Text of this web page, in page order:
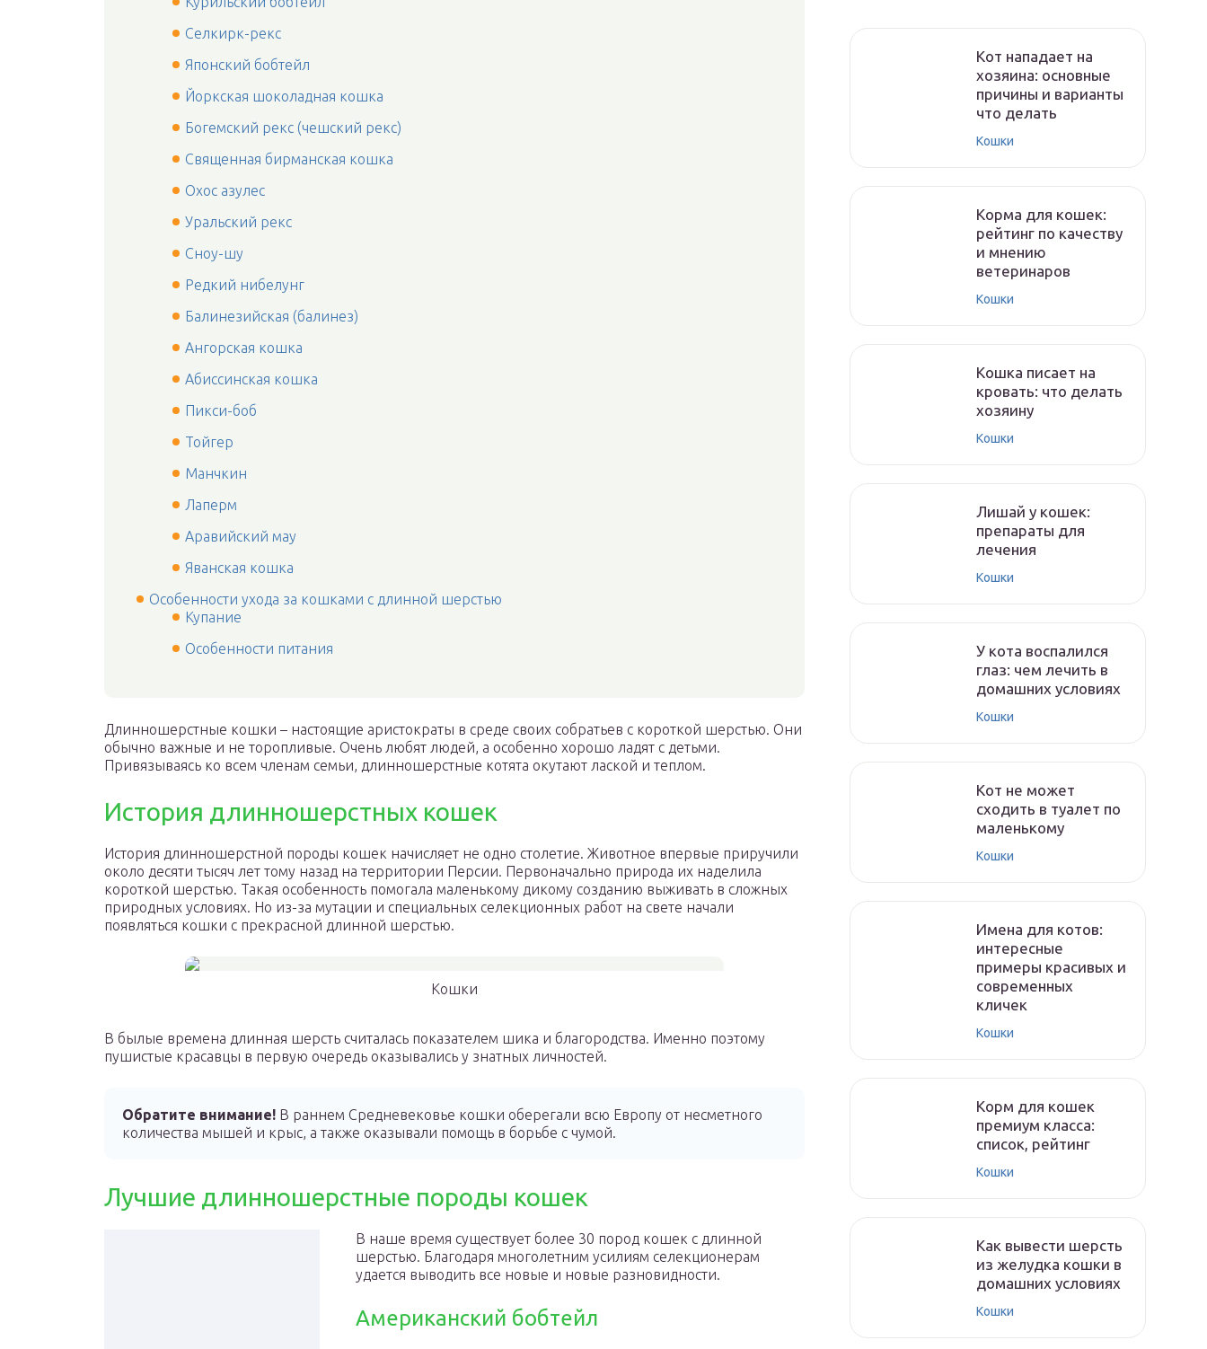
Селкирк-рекс
Японский бобтейл
Йоркская шоколадная кошка
Богемский рекс (чешский рекс)
Священная бирманская кошка
Охос азулес
Уральский рекс
Сноу-шу
Редкий нибелунг
Балинезийская (балинез)
Ангорская кошка
Абиссинская кошка
Пикси-боб
Тойгер
Манчкин
Лаперм
Аравийский мау
Яванская кошка
Особенности ухода за кошками с длинной шерстью
Купание
Особенности питания
Длинношерстные кошки – настоящие аристократы в среде своих собратьев с короткой шерстью. Они
обычно важные и не торопливые. Очень любят людей, а особенно хорошо ладят с детьми.
Привязываясь ко всем членам семьи, длинношерстные котята окутают лаской и теплом.
История длинношерстных кошек
История длинношерстной породы кошек начисляет не одно столетие. Животное впервые приручили
около десяти тысяч лет тому назад на территории Персии. Первоначально природа их наделила
короткой шерстью. Такая особенность помогала маленькому дикому созданию выживать в сложных
природных условиях. Но из-за мутации и специальных селекционных работ на свете начали
появляться кошки с прекрасной длинной шерстью.
Кошки
В былые времена длинная шерсть считалась показателем шика и благородства. Именно поэтому
пушистые красавцы в первую очередь оказывались у знатных личностей.
Обратите внимание! В раннем Средневековье кошки оберегали всю Европу от несметного
количества мышей и крыс, а также оказывали помощь в борьбе с чумой.
Лучшие длинношерстные породы кошек
В наше время существует более 30 пород кошек с длинной
шерстью. Благодаря многолетним усилиям селекционерам
удается выводить все новые и новые разновидности.
Американский бобтейл
Кот нападает на
хозяина: основные
причины и варианты
что делать
Кошки
Корма для кошек:
рейтинг по качеству
и мнению
ветеринаров
Кошки
Кошка писает на
кровать: что делать
хозяину
Кошки
Лишай у кошек:
препараты для
лечения
Кошки
У кота воспалился
глаз: чем лечить в
домашних условиях
Кошки
Кот не может
сходить в туалет по
маленькому
Кошки
Имена для котов:
интересные
примеры красивых и
современных
кличек
Кошки
Корм для кошек
премиум класса:
список, рейтинг
Кошки
Как вывести шерсть
из желудка кошки в
домашних условиях
Кошки